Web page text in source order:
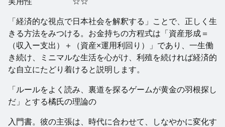
「経済的な視点で日本社会を解釈する」ことで、正しく生
きる方法をみつける。お金持ちの方程式は「資産形成＝
（収入ー支出）＋（資産×運用利回り）」であり、一生働
き続け、ミニマルな生活を心がけ、利殖を続ければ経済的
な自立にたどり着けると説明します。
「ルールをよく読み、裏道を探るゲームが黄金の羽根探し
だ」とする橘氏の理論の
入門書。彼の主張は、時代に合わせて、しなやかに変化す